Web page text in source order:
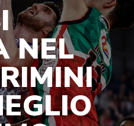
NEL